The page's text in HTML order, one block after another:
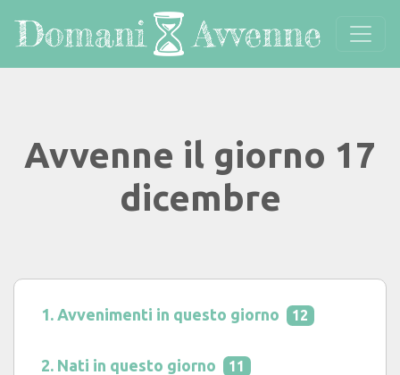
Avvenne il giorno 17
dicembre
Avvenimenti in questo giorno 12
Nati in questo giorno 11